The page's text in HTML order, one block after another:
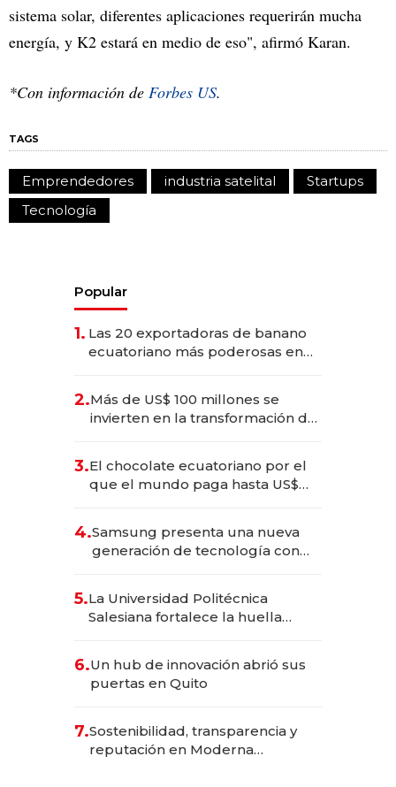
sistema solar, diferentes aplicaciones requerirán mucha
energía, y K2 estará en medio de eso", afirmó Karan.
*Con información de Forbes US.
TAGS
Emprendedores industria satelital
Startups
Tecnología
Popular
1. Las 20 exportadoras de banano
ecuatoriano más poderosas en
2.Más de US$ 100 millones se
invierten en la transformación de
3.El chocolate ecuatoriano por el
que el mundo paga hasta US$
4.Samsung presenta una nueva
generación de tecnología con
5.La Universidad Politécnica
Salesiana fortalece la huella
6.Un hub de innovación abrió sus
puertas en Quito
7.Sostenibilidad, transparencia y
reputación en Moderna